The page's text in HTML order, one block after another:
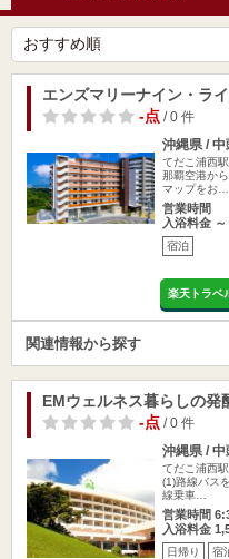
エンズマリーナイン・ラ
-点/ 0 件
沖縄県 /
てだこ浦西
那覇空港か
マップをお…
営業時間
入浴料金 ～
宿泊
楽天トラベ
関連情報から探す
EMウェルネス暮らしの発
-点/ 0 件
沖縄県 /
てだこ浦西
(1)路線バス
線乗車…
営業時間
入浴料金
日帰り 宿